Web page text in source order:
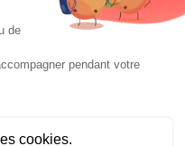
de
pendant votre
cookies.
14" M4
M4
entreprise
M4 (Wi-Fi +
A9+